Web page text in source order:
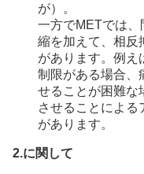
が）。
一方でMETでは、
縮を加えて、相反
があります。例え
制限がある場合、
せることが困難な
させることによる
があります。
2.に関して